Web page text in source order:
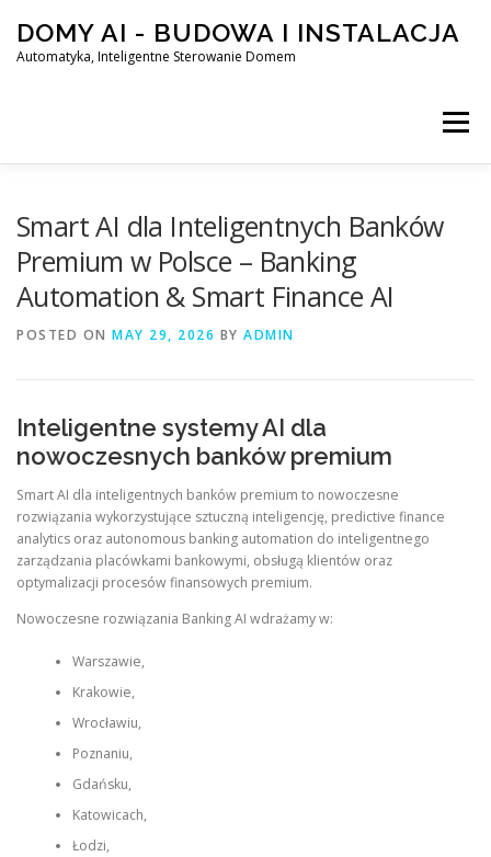
content
DOMY AI - BUDOWA I INSTALACJA
Automatyka, Inteligentne Sterowanie Domem
Menu
SMART DOM AI – AUTOMATYKA, INTELIGENTNE
Smart AI dla Inteligentnych Banków
Premium w Polsce – Banking
Automation & Smart Finance AI
POSTED ON MAY 29, 2026 BY ADMIN
Inteligentne systemy AI dla
nowoczesnych banków premium
Smart AI dla inteligentnych banków premium to nowoczesne
rozwiązania wykorzystujące sztuczną inteligencję, predictive finance
analytics oraz autonomous banking automation do inteligentnego
zarządzania placówkami bankowymi, obsługą klientów oraz
optymalizacji procesów finansowych premium.
Nowoczesne rozwiązania Banking AI wdrażamy w:
Warszawie,
Krakowie,
Wrocławiu,
Poznaniu,
Gdańsku,
Katowicach,
Łodzi,